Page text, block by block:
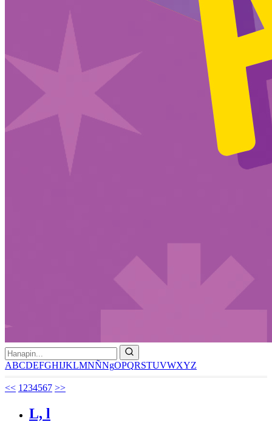
ABCDEFGHIJKLMNÑNgOPQRSTUVWXYZ
<< 1 234567 >>
L, l